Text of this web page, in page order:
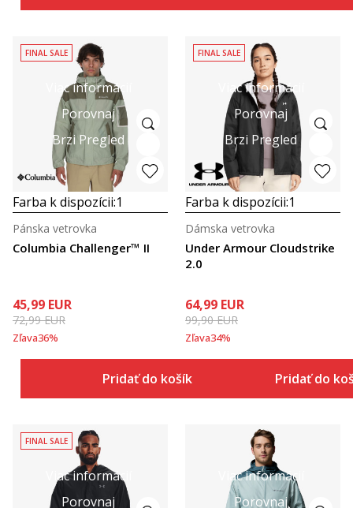
Viac informácií
Porovnaj
Brzi Pregled
FINAL SALE
Farba k dispozícii:1
Columbia Challenger™ II
Pánska vetrovka
45,99 EUR
72,99EUR
Zľava36%
Pridať do košíka
Viac informácií
Porovnaj
Brzi Pregled
FINAL SALE
Farba k dispozícii:1
Under Armour Cloudstrike
2.0
Dámska vetrovka
64,99 EUR
99,90EUR
Zľava34%
Pridať do
Viac informácií
Porovnaj
FINAL SALE
Viac informácií
Porovnaj